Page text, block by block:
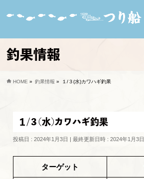
釣果情報
HOME » 釣果情報 » １/３(水)カワハギ釣果
１/３(水)カワハギ釣果
投稿日 : 2024年1月3日 最終更新日時 : 2024年1月3日
ターゲット